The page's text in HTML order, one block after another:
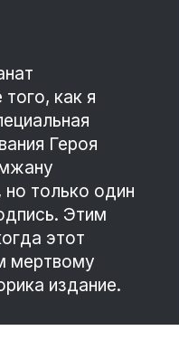
как я
Героя
только один
Этим
этот
мертвому
издание.